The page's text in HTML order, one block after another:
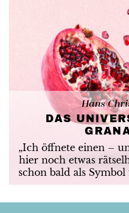
Hans
DAS
„Ich öffnete einen –
hier noch etwas
schon bald als